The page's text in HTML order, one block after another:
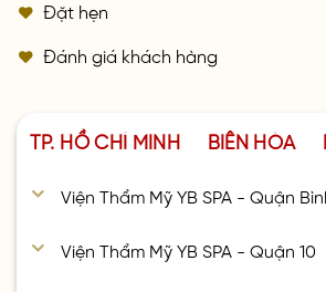
Đặt hẹn
Đánh giá khách hàng
TP. HỒ CHÍ MINH BIÊN HÒA
Viện Thẩm Mỹ YB SPA - Quận
Viện Thẩm Mỹ YB SPA - Quận 10